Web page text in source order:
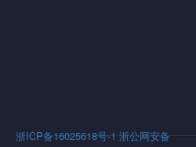
浙ICP备16025618号-1 浙公网安备